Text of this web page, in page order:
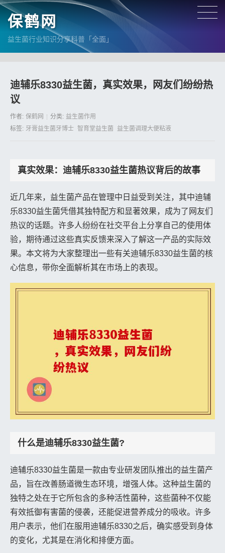
保鹤网
益生菌行业知识分享科普「全面」
迪辅乐8330益生菌，真实效果，网友们纷纷热
议
作者: 保鹤网 分类: 益生菌作用
标签: 牙膏益生菌牙博士 智育堂益生菌 益生菌调理大便粘液
真实效果：迪辅乐8330益生菌热议背后的故事
近几年来，益生菌产品在管理中日益受到关注，其中迪辅
乐8330益生菌凭借其独特配方和显著效果，成为了网友们
热议的话题。许多人纷纷在社交平台上分享自己的使用体
验，期待通过这些真实反馈来深入了解这一产品的实际效
果。本文将为大家整理出一些有关迪辅乐8330益生菌的核
心信息，带你全面解析其在市场上的表现。
什么是迪辅乐8330益生菌?
迪辅乐8330益生菌是一款由专业研发团队推出的益生菌产
品，旨在改善肠道微生态环境，增强人体。这种益生菌的
独特之处在于它所包含的多种活性菌种，这些菌种不仅能
有效抵御有害菌的侵袭，还能促进营养成分的吸收。许多
用户表示，他们在服用迪辅乐8330之后，确实感受到身体
的变化，尤其是在消化和排便方面。